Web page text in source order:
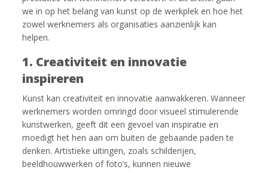
we in op het belang van kunst op de werkplek en hoe het
zowel werknemers als organisaties aanzienlijk kan
helpen.
1. Creativiteit en innovatie
inspireren
Kunst kan creativiteit en innovatie aanwakkeren. Wanneer
werknemers worden omringd door visueel stimulerende
kunstwerken, geeft dit een gevoel van inspiratie en
moedigt het hen aan om buiten de gebaande paden te
denken. Artistieke uitingen, zoals schilderijen,
beeldhouwwerken of foto’s, kunnen nieuwe